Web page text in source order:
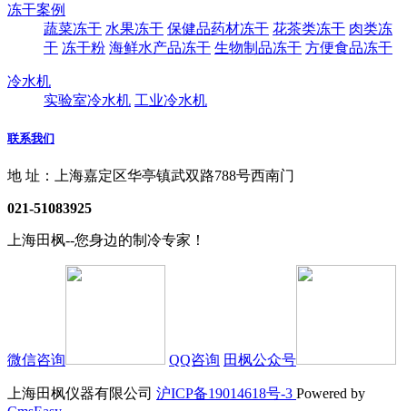
冻干案例
蔬菜冻干 水果冻干 保健品药材冻干 花茶类冻干 肉类冻
干 冻干粉 海鲜水产品冻干 生物制品冻干 方便食品冻干
冷水机
实验室冷水机 工业冷水机
联系我们
地 址：上海嘉定区华亭镇武双路788号西南门
021-51083925
上海田枫--您身边的制冷专家！
微信咨询 QQ咨询 田枫公众号
上海田枫仪器有限公司 沪ICP备19014618号-3 Powered by